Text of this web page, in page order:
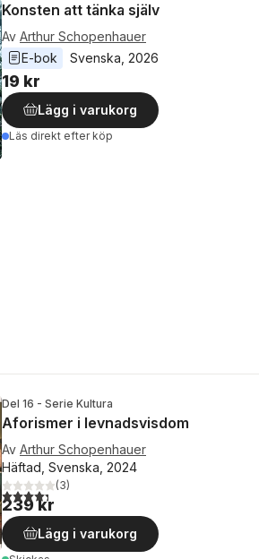
Konsten att tänka själv
Av Arthur Schopenhauer
E-bok
Svenska 2026
19 kr
Lägg i varukorg
Läs direkt efter köp
Del 16 - Serie Kultura
Aforismer i levnadsvisdom
Av Arthur Schopenhauer
Häftad, Svenska, 2024
4,3utav 5 stjärnor. Totalt antal röster:
(3)
239 kr
Lägg i varukorg